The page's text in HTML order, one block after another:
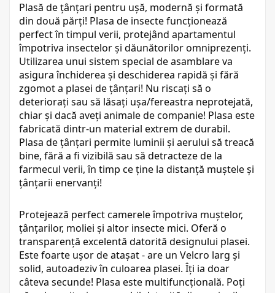
Plasă de țânțari pentru ușă, modernă și formată
din două părți! Plasa de insecte funcționează
perfect în timpul verii, protejând apartamentul
împotriva insectelor și dăunătorilor omniprezenți.
Utilizarea unui sistem special de asamblare va
asigura închiderea și deschiderea rapidă și fără
zgomot a plasei de țânțari! Nu riscați să o
deteriorați sau să lăsați ușa/fereastra neprotejată,
chiar și dacă aveți animale de companie! Plasa este
fabricată dintr-un material extrem de durabil.
Plasa de țânțari permite luminii și aerului să treacă
bine, fără a fi vizibilă sau să detracteze de la
farmecul verii, în timp ce ține la distanță muștele și
țânțarii enervanți!
Protejează perfect camerele împotriva muștelor,
țânțarilor, moliei și altor insecte mici. Oferă o
transparență excelentă datorită designului plasei.
Este foarte ușor de atașat - are un Velcro larg și
solid, autoadeziv în culoarea plasei. Îți ia doar
câteva secunde! Plasa este multifuncțională. Poți